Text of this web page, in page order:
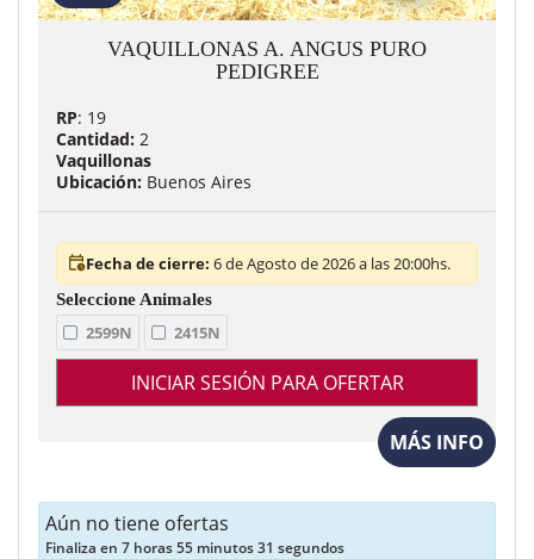
VAQUILLONAS A. ANGUS PURO
PEDIGREE
RP: 19
Cantidad: 2
Vaquillonas
Ubicación: Buenos Aires
Fecha de cierre: 6 de Agosto de 2026 a las 20:00hs.
2599N 2415N
INICIAR SESIÓN PARA OFERTAR
MÁS INFO
Aún no tiene ofertas
Finaliza en 7 horas 55 minutos 29 segundos